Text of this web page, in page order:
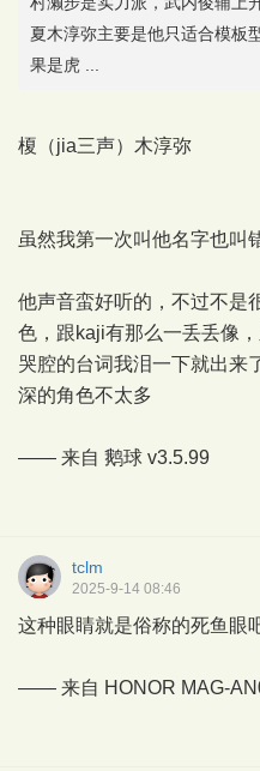
夏木淳弥主要是他只适合模板
果是虎 ...
榎（jia三声）木淳弥
虽然我第一次叫他名字也叫
他声音蛮好听的，不过不是
色，跟kaji有那么一丢丢像
哭腔的台词我泪一下就出来
深的角色不太多
—— 来自 鹅球 v3.5.99
tclm
2025-9-14 08:46
这种眼睛就是俗称的死鱼眼
—— 来自 HONOR MAG-